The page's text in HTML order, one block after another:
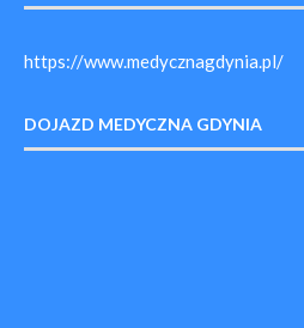
https://www.medycznagdynia.pl/
DOJAZD MEDYCZNA GDYNIA